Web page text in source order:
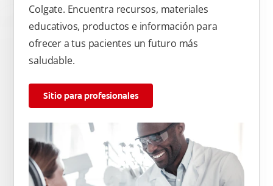
Colgate. Encuentra recursos, materiales
educativos, productos e información para
ofrecer a tus pacientes un futuro más
saludable.
Sitio para profesionales